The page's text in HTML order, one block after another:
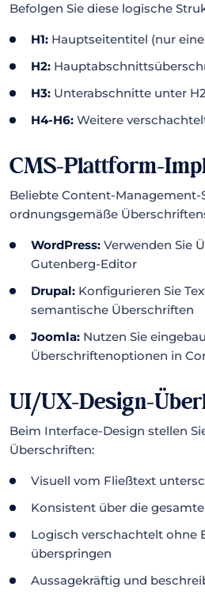
Befolgen Sie diese logische
H1: Hauptseitentitel (nur
H2:
H3: Unterabschnitte unter H2
H4-H6: Weitere
CMS-Plattform-
Beliebte Content-
ordnungsgemäße
WordPress: Verwenden Sie
Gutenberg-Editor
Drupal: Konfigurieren Sie
semantische Überschriften
Joomla: Nutzen Sie
Überschriftenoptionen in
UI/UX-Design-
Beim Interface-Design stellen
Überschriften:
Visuell vom Fließtext
Konsistent über die
Logisch verschachtelt ohne
überspringen
Aussagekräftig und